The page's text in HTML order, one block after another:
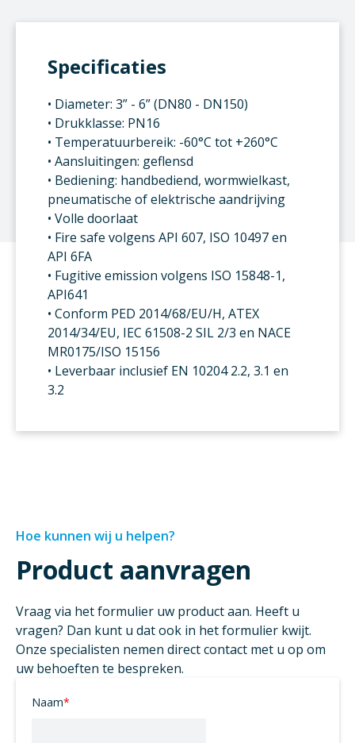
Specificaties
• Diameter: 3” - 6” (DN80 - DN150)
• Drukklasse: PN16
• Temperatuurbereik: -60°C tot +260°C
• Aansluitingen: geflensd
• Bediening: handbediend, wormwielkast,
pneumatische of elektrische aandrijving
• Volle doorlaat
• Fire safe volgens API 607, ISO 10497 en
API 6FA
• Fugitive emission volgens ISO 15848-1,
API641
• Conform PED 2014/68/EU/H, ATEX
2014/34/EU, IEC 61508-2 SIL 2/3 en NACE
MR0175/ISO 15156
• Leverbaar inclusief EN 10204 2.2, 3.1 en
3.2
Naam*
Hoe kunnen wij u helpen?
Product aanvragen
Vraag via het formulier uw product aan. Heeft u
vragen? Dan kunt u dat ook in het formulier kwijt.
Onze specialisten nemen direct contact met u op om
uw behoeften te bespreken.